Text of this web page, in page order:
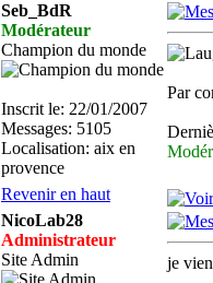
Seb_BdR
Modérateur
Champion du monde
Inscrit le: 22/01/2007
Messages: 5105
Localisation: aix en
provence
Par
Revenir en haut
NicoLab28
Administrateur
Site Admin
je